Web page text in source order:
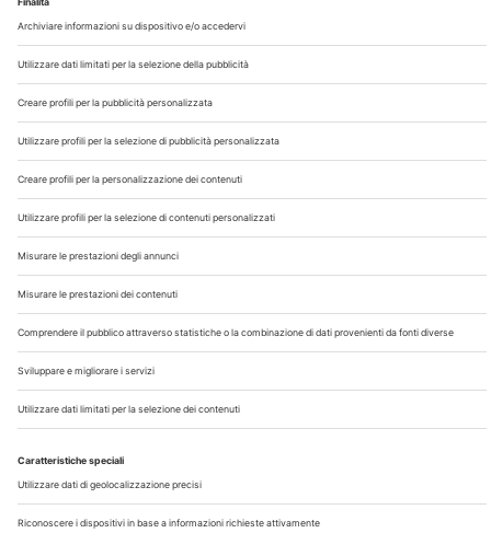
Chi Siamo
Contatti
Note Legali
Privacy
©2026 Edra S.p.a | www.edraspa.it | P.iva 08056040960
| Tel. 02/881841 | Sede legale: Viale Enrico Forlanini 21 -